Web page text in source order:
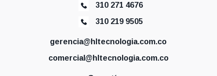
310 271 4676
310 219 9505
gerencia@hltecnologia.com.co
comercial@hltecnologia.com.co